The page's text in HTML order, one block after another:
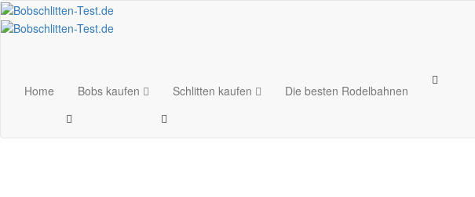
Home Bobs kaufen Schlitten kaufen Die besten Rodelbahnen